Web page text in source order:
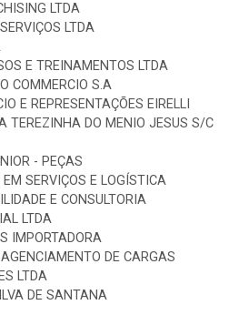
LTDA
LTDA
E TREINAMENTOS LTDA
COMMERCIO S.A
E REPRESENTAÇÕES EIRELLI
TEREZINHA DO MENIO JESUS S/C
- PEÇAS
SERVIÇOS E LOGÍSTICA
E CONSULTORIA
LTDA
IMPORTADORA
DE CARGAS
LTDA
DE SANTANA